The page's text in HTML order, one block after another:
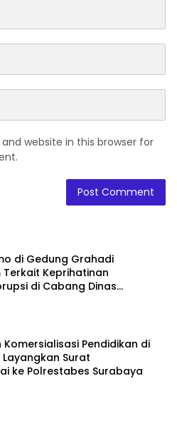
website in this browser for
di Gedung Grahadi
Terkait Keprihatinan
di Cabang Dinas
Pendidikan di
Layangkan Surat
ke Polrestabes Surabaya